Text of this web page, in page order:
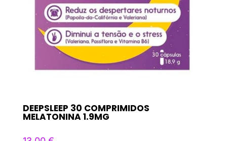
DEEPSLEEP 30 COMPRIMIDOS
MELATONINA 1.9MG